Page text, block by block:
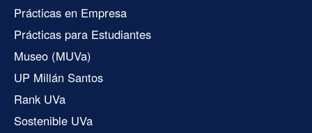
Prácticas en Empresa
Prácticas para Estudiantes
Museo (MUVa)
UP Millán Santos
Rank UVa
Sostenible UVa